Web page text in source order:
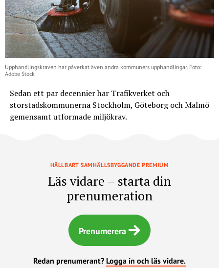
Upphandlingskraven har påverkat även andra kommuners upphandlingar. Foto:
Adobe Stock
Sedan ett par decennier har Trafikverket och
storstadskommunerna Stockholm, Göteborg och Malmö
gemensamt utformade miljökrav.
HÅLLBART SAMHÄLLSBYGGANDE PREMIUM
Läs vidare – starta din
prenumeration
Prenumerera
Redan prenumerant? Logga in och läs vidare.